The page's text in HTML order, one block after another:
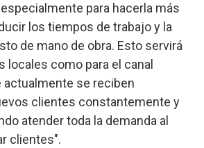
para hacerla más
los tiempos de trabajo y la
de mano de obra. Esto servirá
locales como para el canal
actualmente se reciben
clientes constantemente y
atender toda la demanda al
clientes".